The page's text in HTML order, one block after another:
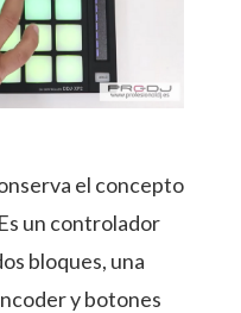
el concepto
un controlador
bloques, una
y botones